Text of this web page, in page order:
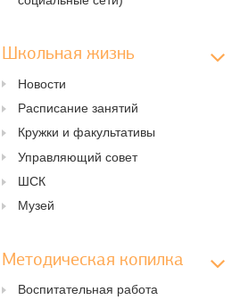
Школьная жизнь
Новости
Расписание занятий
Кружки и факультативы
Управляющий совет
ШСК
Музей
Методическая копилка
Воспитательная работа